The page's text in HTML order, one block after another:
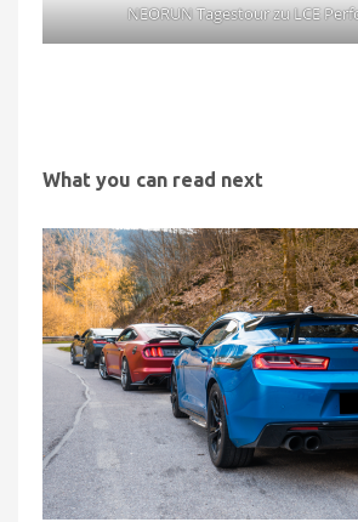
NEORUN Tagestour zu LCE
What you can read next